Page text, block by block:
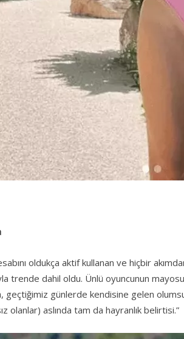
oldukça aktif kullanan ve hiçbir
trende dahil oldu. Ünlü oyuncunun
geçtiğimiz günlerde kendisine gelen
olanlar) aslında tam da hayranlık belirtisi.”